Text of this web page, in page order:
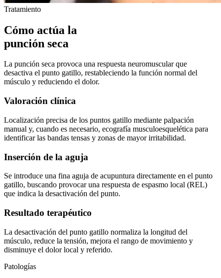
Tratamiento
Cómo actúa la
punción seca
La punción seca provoca una respuesta neuromuscular que
desactiva el punto gatillo, restableciendo la función normal del
músculo y reduciendo el dolor.
Valoración clínica
Localización precisa de los puntos gatillo mediante palpación
manual y, cuando es necesario, ecografía musculoesquelética para
identificar las bandas tensas y zonas de mayor irritabilidad.
Inserción de la aguja
Se introduce una fina aguja de acupuntura directamente en el punto
gatillo, buscando provocar una respuesta de espasmo local (REL)
que indica la desactivación del punto.
Resultado terapéutico
La desactivación del punto gatillo normaliza la longitud del
músculo, reduce la tensión, mejora el rango de movimiento y
disminuye el dolor local y referido.
Patologías